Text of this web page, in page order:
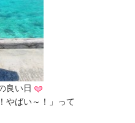
良い日
やばい～！」って